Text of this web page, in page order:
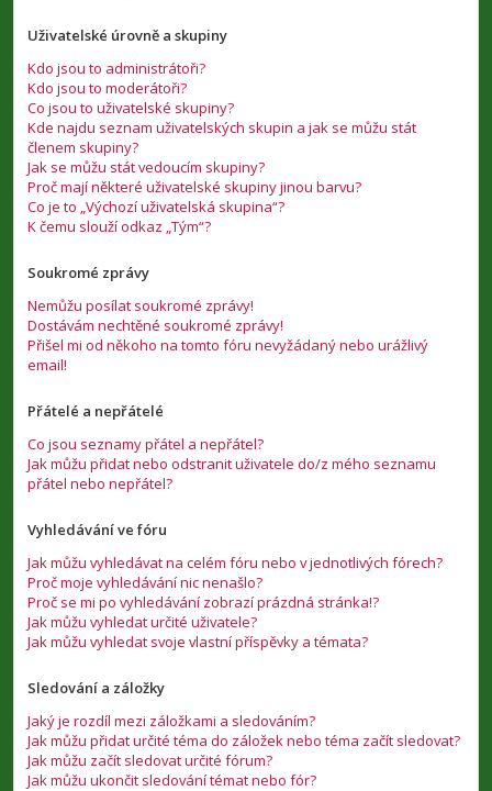
Uživatelské úrovně a skupiny
Kdo jsou to administrátoři?
Kdo jsou to moderátoři?
Co jsou to uživatelské skupiny?
Kde najdu seznam uživatelských skupin a jak se můžu stát
členem skupiny?
Jak se můžu stát vedoucím skupiny?
Proč mají některé uživatelské skupiny jinou barvu?
Co je to „Výchozí uživatelská skupina“?
K čemu slouží odkaz „Tým“?
Soukromé zprávy
Nemůžu posílat soukromé zprávy!
Dostávám nechtěné soukromé zprávy!
Přišel mi od někoho na tomto fóru nevyžádaný nebo urážlivý
email!
Přátelé a nepřátelé
Co jsou seznamy přátel a nepřátel?
Jak můžu přidat nebo odstranit uživatele do/z mého seznamu
přátel nebo nepřátel?
Vyhledávání ve fóru
Jak můžu vyhledávat na celém fóru nebo v jednotlivých fórech?
Proč moje vyhledávání nic nenašlo?
Proč se mi po vyhledávání zobrazí prázdná stránka!?
Jak můžu vyhledat určité uživatele?
Jak můžu vyhledat svoje vlastní příspěvky a témata?
Sledování a záložky
Jaký je rozdíl mezi záložkami a sledováním?
Jak můžu přidat určité téma do záložek nebo téma začít sledovat?
Jak můžu začít sledovat určité fórum?
Jak můžu ukončit sledování témat nebo fór?